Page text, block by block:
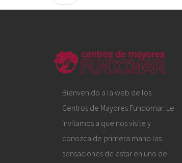
Bienvenido a la web de los
Centros de Mayores Fundomar. Le
invitamos a que nos visite y
conozca de primera mano las
sensaciones de estar en uno de